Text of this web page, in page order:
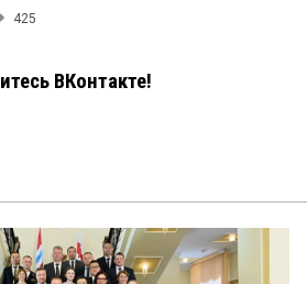
425
ВКонтакте!